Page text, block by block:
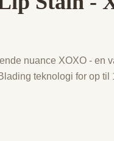
nuance XOXO - en
teknologi for op til